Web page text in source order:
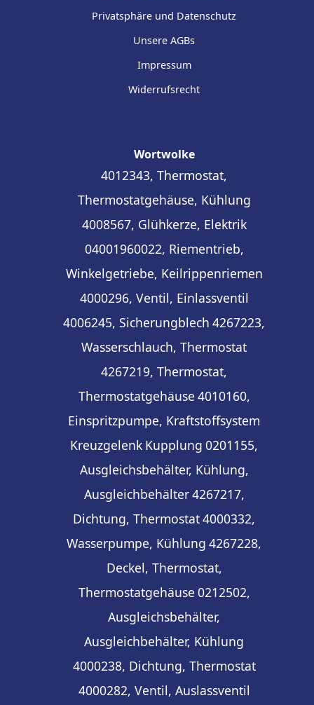
Privatsphäre und Datenschutz
Unsere AGBs
Impressum
Widerrufsrecht
Wortwolke
4012343, Thermostat,
Thermostatgehäuse, Kühlung
4008567, Glühkerze, Elektrik
04001960022, Riementrieb,
Winkelgetriebe, Keilrippenriemen
4000296, Ventil, Einlassventil
4006245, Sicherungblech 4267223,
Wasserschlauch, Thermostat
4267219, Thermostat,
Thermostatgehäuse 4010160,
Einspritzpumpe, Kraftstoffsystem
Kreuzgelenk Kupplung 0201155,
Ausgleichsbehälter, Kühlung,
Ausgleichbehälter4267217,
Dichtung, Thermostat4000332,
Wasserpumpe, Kühlung 4267228,
Deckel, Thermostat,
Thermostatgehäuse 0212502,
Ausgleichsbehälter,
Ausgleichbehälter, Kühlung
4000238, Dichtung, Thermostat
4000282, Ventil, Auslassventil